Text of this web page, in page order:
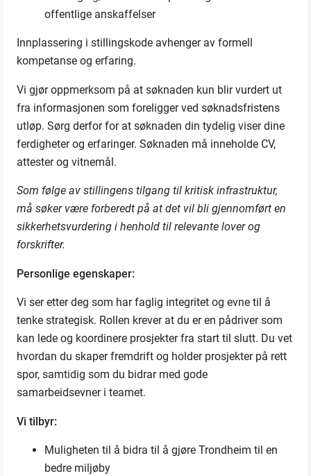
offentlige anskaffelser
Innplassering i stillingskode avhenger av formell
kompetanse og erfaring.
Vi gjør oppmerksom på at søknaden kun blir vurdert ut
fra informasjonen som foreligger ved søknadsfristens
utløp. Sørg derfor for at søknaden din tydelig viser dine
ferdigheter og erfaringer. Søknaden må inneholde CV,
attester og vitnemål.
Som følge av stillingens tilgang til kritisk infrastruktur,
må søker være forberedt på at det vil bli gjennomført en
sikkerhetsvurdering i henhold til relevante lover og
forskrifter.
Personlige egenskaper:
Vi ser etter deg som har faglig integritet og evne til å
tenke strategisk. Rollen krever at du er en pådriver som
kan lede og koordinere prosjekter fra start til slutt. Du vet
hvordan du skaper fremdrift og holder prosjekter på rett
spor, samtidig som du bidrar med gode
samarbeidsevner i teamet.
Vi tilbyr:
Muligheten til å bidra til å gjøre Trondheim til en
bedre miljøby